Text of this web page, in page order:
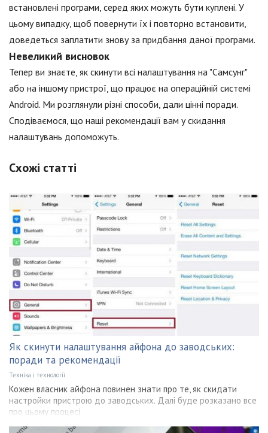
встановлені програми, серед яких можуть бути куплені. У
цьому випадку, щоб повернути їх і повторно встановити,
доведеться заплатити знову за придбання даної програми.
Невеликий висновок
Тепер ви знаєте, як скинути всі налаштування на "Самсунг"
або на іншому пристрої, що працює на операційній системі
Android. Ми розглянули різні способи, дали цінні поради.
Сподіваємося, що наші рекомендації вам у скидання
налаштувань допоможуть.
Схожі статті
Як скинути налаштування айфона до заводських:
поради та рекомендації
Техніка і технології
Кожен власник айфона повинен знати про те, як скидати
настройки пристрою до заводських. Далі буде розказано все
про цьому процесі.